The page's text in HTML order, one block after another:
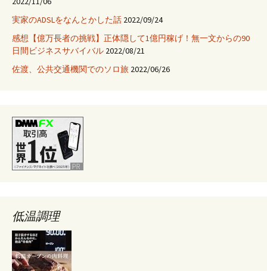
実家のADSLをなんとかした話 2022/09/24
感想【億万長者の挑戦】正体隠して1億円稼げ！無一文からの90
日間ビジネスサバイバル 2022/08/21
佐渡、公共交通機関でのソロ旅 2022/06/26
低温調理